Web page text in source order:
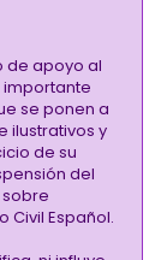
de apoyo al
importante
se ponen a
ilustrativos y
de su
del
Civil Español.